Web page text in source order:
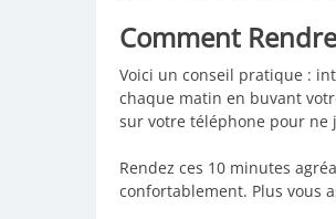
Comment
Voici un conseil pratique :
chaque matin en buvant
sur votre téléphone pour ne
Rendez ces 10 minutes
confortablement. Plus vous